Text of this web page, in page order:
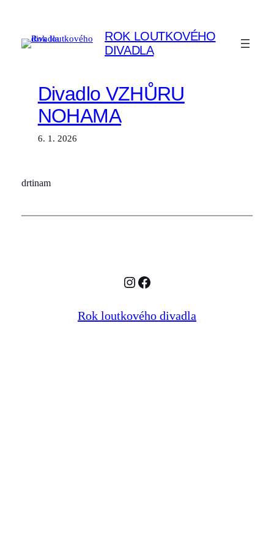
obsah
ROK LOUTKOVÉHO
DIVADLA
Divadlo VZHŮRU
NOHAMA
6. 1. 2026
drtinam
Instagram
Facebook
Rok loutkového divadla